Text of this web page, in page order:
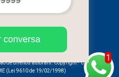
do site
de direitos autorais. Copyright COMERCIAL
ME (Lei 9610 de 19/02/1998)
1
conversa